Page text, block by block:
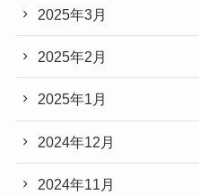
2025年3月
2025年2月
2025年1月
2024年12月
2024年11月